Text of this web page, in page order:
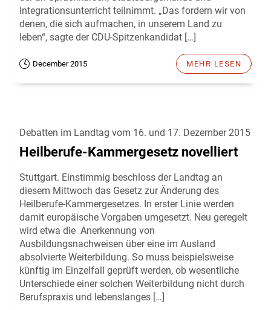
Integrationsunterricht teilnimmt. „Das fordern wir von
denen, die sich aufmachen, in unserem Land zu
leben“, sagte der CDU-Spitzenkandidat […]
December 2015 MEHR LESEN
Debatten im Landtag vom 16. und 17. Dezember 2015
Heilberufe-Kammergesetz novelliert
Stuttgart. Einstimmig beschloss der Landtag an
diesem Mittwoch das Gesetz zur Änderung des
Heilberufe-Kammergesetzes. In erster Linie werden
damit europäische Vorgaben umgesetzt. Neu geregelt
wird etwa die Anerkennung von
Ausbildungsnachweisen über eine im Ausland
absolvierte Weiterbildung. So muss beispielsweise
künftig im Einzelfall geprüft werden, ob wesentliche
Unterschiede einer solchen Weiterbildung nicht durch
Berufspraxis und lebenslanges […]